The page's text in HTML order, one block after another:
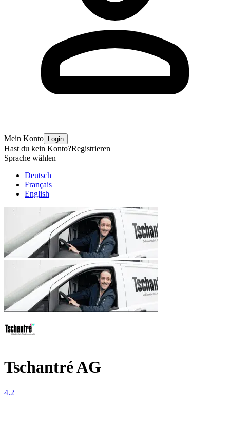
Mein Konto Login
Hast du kein Konto?Registrieren
Sprache wählen
Deutsch
Français
English
Tschantré AG
4.2